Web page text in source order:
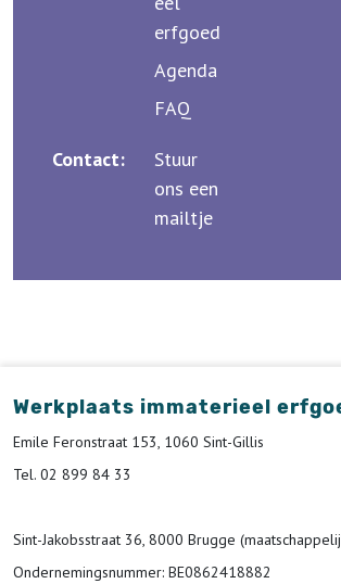
erfgoed
Agenda
FAQ
Contact:
Stuur
ons een
mailtje
Werkplaats immaterieel
Emile Feronstraat 153, 1060 Sint-Gillis
Tel. 02 899 84 33
Sint-Jakobsstraat 36, 8000 Brugge
Ondernemingsnummer: BE0862418882